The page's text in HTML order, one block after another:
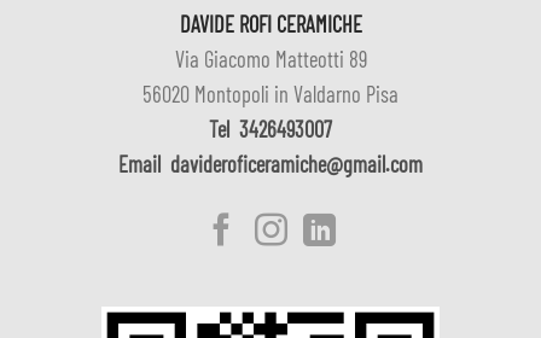
DAVIDE ROFI CERAMICHE
Via Giacomo Matteotti 89
56020 Montopoli in Valdarno Pisa
Tel 3426493007
Email davideroficeramiche@gmail.com